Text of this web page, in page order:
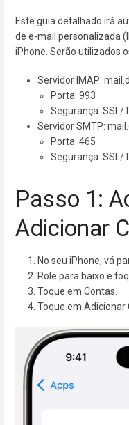
Este guia detalhado irá
de e-mail personalizada
iPhone. Serão utilizados
Servidor IMAP:
Porta: 993
Segurança: SSL/
Servidor SMTP:
Porta: 465
Segurança: SSL/
Passo 1:
Adicionar
No seu iPhone, vá
Role para baixo e
Toque em Contas.
Toque em Adicionar